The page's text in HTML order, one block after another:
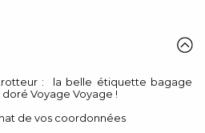
: la belle étiquette bagage
Voyage Voyage !
de vos coordonnées